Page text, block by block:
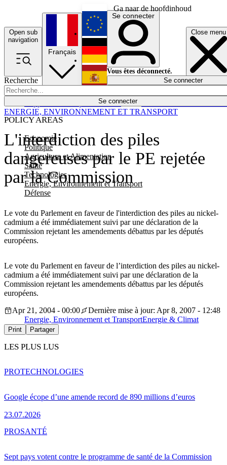
Ga naar de hoofdinhoud
Open sub
navigation
Close menu
Recherche
Se connecter
POLICY AREAS
Economie
Politique
Agriculture et Alimentation
Santé
Technologies
Energie, Environnement et Transport
Défense
Économie
Français
English
Deutsch
Español
Se connecter
Vous êtes déconnecté.
Se connecter
L'interdiction des piles
dangereuses par le PE rejetée
par la Commission
Le vote du Parlement en faveur de l'interdiction des piles au nickel-
cadmium a été immédiatement suivi par une déclaration de la
Commission rejetant les amendements débattus par les députés
européens.
ENERGIE, ENVIRONNEMENT ET TRANSPORT
Le vote du Parlement en faveur de l’interdiction des piles au nickel-
cadmium a été immédiatement suivi par une déclaration de la
Commission rejetant les amendements débattus par les députés
européens.
Apr 21, 2004 - 00:00
Dernière mise à jour: Apr 8, 2007 - 12:48
Energie, Environnement et TransportEnergie & Climat
Print Partager
LES PLUS LUS
Google écope d’une amende record de 890 millions d’euros
23.07.2026
PROTECHNOLOGIES
Sept pays votent contre le programme de santé de la Commission
PROSANTÉ